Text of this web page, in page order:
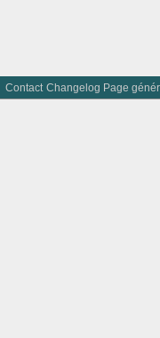
Contact Changelog Page